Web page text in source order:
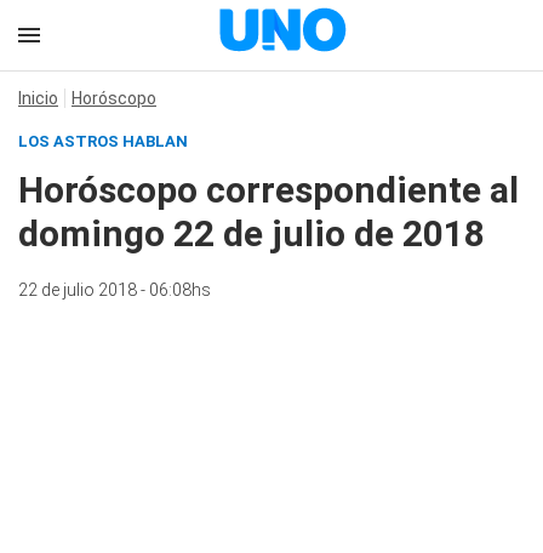
Inicio Horóscopo
LOS ASTROS HABLAN
Horóscopo correspondiente al
domingo 22 de julio de 2018
22 de julio 2018 - 06:08hs